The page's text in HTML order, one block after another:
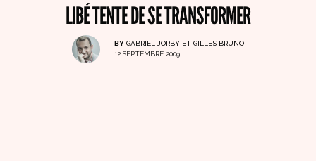
LIBÉ TENTE DE SE TRANSFORMER
BY GABRIEL JORBY ET GILLES BRUNO
12 SEPTEMBRE 2009